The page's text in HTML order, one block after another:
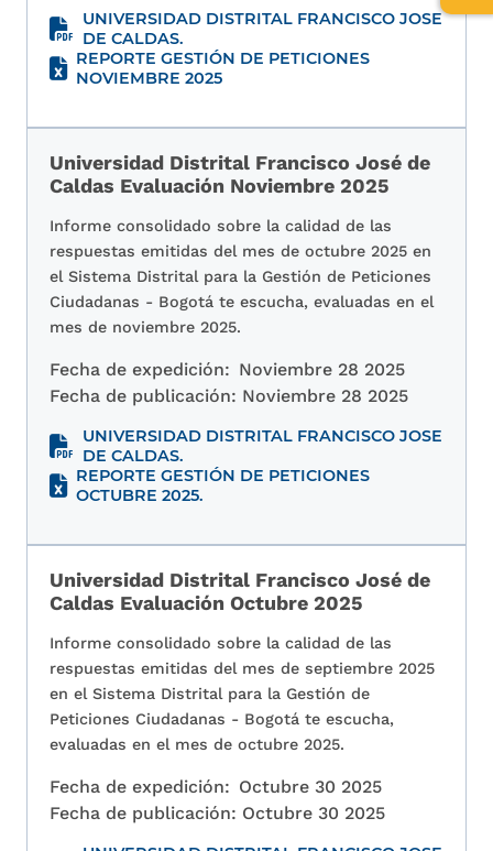
de
UNIVERSIDAD DISTRITAL FRANCISCO JOSE
DE CALDAS.
REPORTE GESTIÓN DE PETICIONES
NOVIEMBRE 2025
Universidad Distrital Francisco José de
Caldas Evaluación Noviembre 2025
Informe consolidado sobre la calidad de las
respuestas emitidas del mes de octubre 2025 en
el Sistema Distrital para la Gestión de Peticiones
Ciudadanas - Bogotá te escucha, evaluadas en el
mes de noviembre 2025.
Fecha de expedición: Noviembre 28 2025
Fecha de publicación: Noviembre 28 2025
UNIVERSIDAD DISTRITAL FRANCISCO JOSE
DE CALDAS.
REPORTE GESTIÓN DE PETICIONES
OCTUBRE 2025.
Universidad Distrital Francisco José de
Caldas Evaluación Octubre 2025
Informe consolidado sobre la calidad de las
respuestas emitidas del mes de septiembre 2025
en el Sistema Distrital para la Gestión de
Peticiones Ciudadanas - Bogotá te escucha,
evaluadas en el mes de octubre 2025.
Fecha de expedición: Octubre 30 2025
Fecha de publicación: Octubre 30 2025